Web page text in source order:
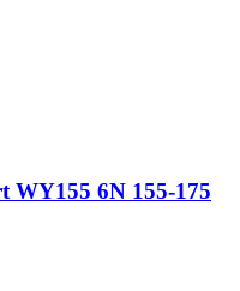
WY155 6N 155-175